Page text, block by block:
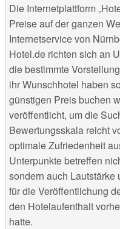
Die Internetplattform
Preise auf der ganzen
Internetservice von
Hotel.de richten sich an
die bestimmte
ihr Wunschhotel haben
günstigen Preis buchen
veröffentlicht, um die
Bewertungsskala reicht
optimale Zufriedenheit
Unterpunkte betreffen
sondern auch Lautstärke
für die Veröffentlichung
den Hotelaufenthalt
hatte.